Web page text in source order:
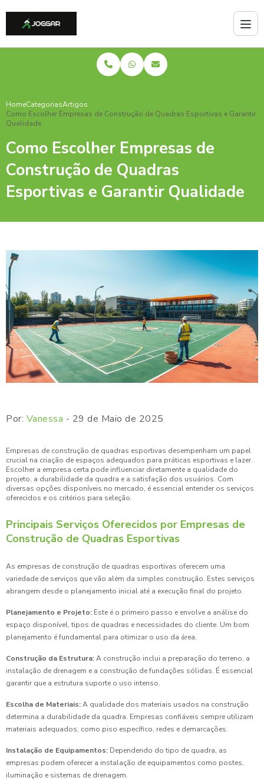
HomeCategoriasArtigos
Como Escolher Empresas de Construção de Quadras Esportivas e Garantir
Qualidade
Como Escolher Empresas de
Construção de Quadras
Esportivas e Garantir Qualidade
Por: Vanessa - 29 de Maio de 2025
Empresas de construção de quadras esportivas desempenham um papel
crucial na criação de espaços adequados para práticas esportivas e lazer.
Escolher a empresa certa pode influenciar diretamente a qualidade do
projeto, a durabilidade da quadra e a satisfação dos usuários. Com
diversas opções disponíveis no mercado, é essencial entender os serviços
oferecidos e os critérios para seleção.
Principais Serviços Oferecidos por Empresas de
Construção de Quadras Esportivas
As empresas de construção de quadras esportivas oferecem uma
variedade de serviços que vão além da simples construção. Estes serviços
abrangem desde o planejamento inicial até a execução final do projeto.
Planejamento e Projeto: Este é o primeiro passo e envolve a análise do
espaço disponível, tipos de quadras e necessidades do cliente. Um bom
planejamento é fundamental para otimizar o uso da área.
Construção da Estrutura:A construção inclui a preparação do terreno, a
instalação de drenagem e a construção de fundações sólidas. É essencial
garantir que a estrutura suporte o uso intenso.
Escolha de Materiais:A qualidade dos materiais usados na construção
determina a durabilidade da quadra. Empresas confiáveis sempre utilizam
materiais adequados, como piso específico, redes e demarcações.
Instalação de Equipamentos: Dependendo do tipo de quadra, as
empresas podem oferecer a instalação de equipamentos como postes,
iluminação e sistemas de drenagem.